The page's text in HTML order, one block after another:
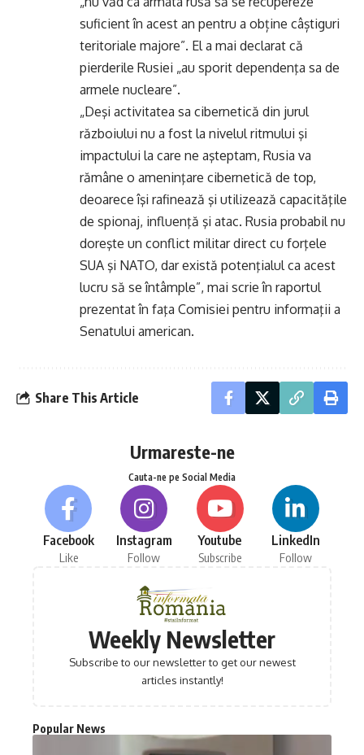
suficient în acest an pentru a obține câștiguri
teritoriale majore”. El a mai declarat că
pierderile Rusiei „au sporit dependenţa sa de
armele nucleare”.
„Deşi activitatea sa cibernetică din jurul
războiului nu a fost la nivelul ritmului şi
impactului la care ne aşteptam, Rusia va
rămâne o ameninţare cibernetică de top,
deoarece îşi rafinează şi utilizează capacităţile
de spionaj, influenţă şi atac. Rusia probabil nu
doreşte un conflict militar direct cu forţele
SUA şi NATO, dar există potenţialul ca acest
lucru să se întâmple”, mai scrie în raportul
prezentat în faţa Comisiei pentru informaţii a
Senatului american.
Share This Article
Urmareste-ne
Cauta-ne pe Social Media
Facebook
Like
Instagram
Follow
Youtube
Subscribe
LinkedIn
Follow
Weekly Newsletter
Subscribe to our newsletter to get our newest
articles instantly!
Popular News